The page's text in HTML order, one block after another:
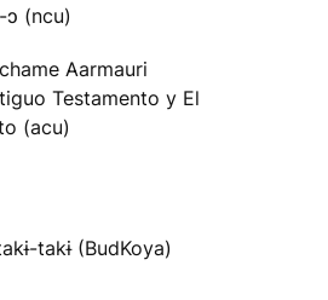
ɔ (ncu)
Aarmauri
Testamento y El
(acu)
takɨ (BudKoya)